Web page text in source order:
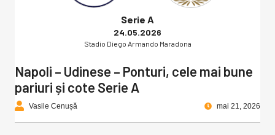
Serie A
24.05.2026
Stadio Diego Armando Maradona
Napoli – Udinese – Ponturi, cele mai bune
pariuri și cote Serie A
Vasile Cenușă mai 21, 2026